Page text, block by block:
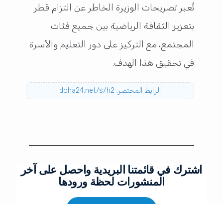
تُعبر تصريحات الوزيرة الخاطر عن التزام قطر
بتعزيز الثقافة الرياضية بين جميع فئات
المجتمع، مع التركيز على دور التعليم والأسرة
في تحقيق هذا الهدف.
الرابط المختصر: doha24.net/s/h2
اشترك في قائمتنا البريدية واحصل على آخر
المنشورات لحظة ورودها